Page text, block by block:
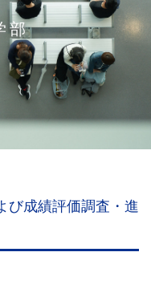
部
成績評価調査・進